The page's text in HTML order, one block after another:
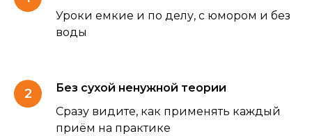
Уроки емкие и по делу, с юмором и без
воды
Без сухой ненужной теории
Сразу видите, как применять каждый
приём на практике